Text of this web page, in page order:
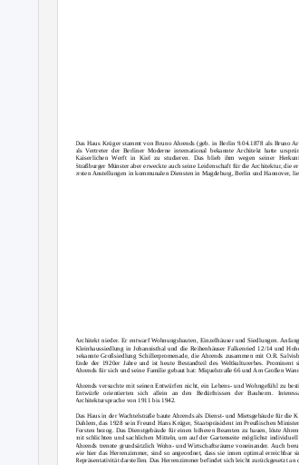
Das Haus Krüger stammt von Bruno Ahrends (geb. in Berlin 9.04.1878 als Bruno
als Vertreter der Berliner Moderne international bekannte Architekt hatte
Kaiserlichen Werft in Kiel zu studieren. Das blieb ihm wegen seiner
Straßburger Münster aber erweckte auch seine Leidenschaft für die Architektur, die
ersten Anstellungen in kommunalen Diensten in Magdeburg, Berlin und Hannover,
Architekt nieder. Er entwarf Wohnungsbauten, Einzelhäuser und Siedlungen.
Kleinhaussiedlung in Johannisthal und die Reihenhäuser Falkenried 12/14 und
bekannte Großsiedlung Schillerpromenade, die Ahrends zusammen mit O.R.
Ende der 1920er Jahre und ist heute Bestandteil des Weltkulturerbes. Prominent
Ahrends für sich und seine Familie gebaut hat: Miquelstraße 66 und Am Großen
Ahrends versuchte mit seinen Entwürfen nicht, ein Lebens- und Wohngefühl zu
Entwürfe orientierten sich allein an den Bedürfnissen der Bauherrn.
Architektursprache von 1911 bis 1942.
Das Haus in der Wachtelstraße baute Ahrends als Dienst- und Mietsgebäude für die
Dahlem, das 1928 sein Freund Hans Krüger, Staatspräsident im Preußischen
Forsten bezog. Das Dienstgebäude für einen höheren Beamten zu bauen, löste
mit schlichten und sachlichen Mitteln, um auf der Gartenseite möglichst individuell
Ahrends trennte grundsätzlich Wohn- und Wirtschaftsräume voneinander. Auch
wie hier das Herrenzimmer, sind so angeordnet, dass sie innen optimal erreichbar
Repräsentativität darstellen. Das Herrenzimmer befindet sich leicht zurückgesetzt an